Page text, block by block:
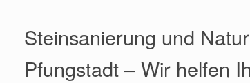
Steinsanierung und
Pfungstadt – Wir helfen